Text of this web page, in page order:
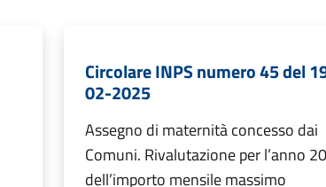
Circolare INPS numero 45 del
02-2025
Assegno di maternità concesso dai
Comuni. Rivalutazione per l’anno
dell’importo mensile massimo